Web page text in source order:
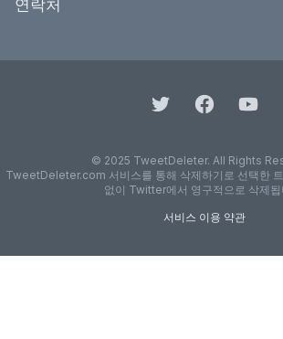
연락처
© 2025 TweetDeleter. All Rights
TweetDeleter.com 서비스를 통해 삭제하기로 선택한
없이 Twitter에서 영구적으로 삭제됩
서비스 이용 약관